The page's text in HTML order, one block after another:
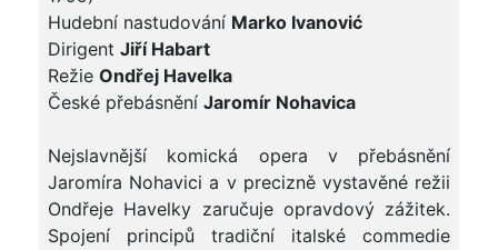
Hudební nastudování Marko Ivanović
Dirigent Jiří Habart
Režie Ondřej Havelka
České přebásnění Jaromír Nohavica
Nejslavnější komická opera v přebásnění
Jaromíra Nohavici a v precizně vystavěné režii
Ondřeje Havelky zaručuje opravdový zážitek.
Spojení principů tradiční italské commedie